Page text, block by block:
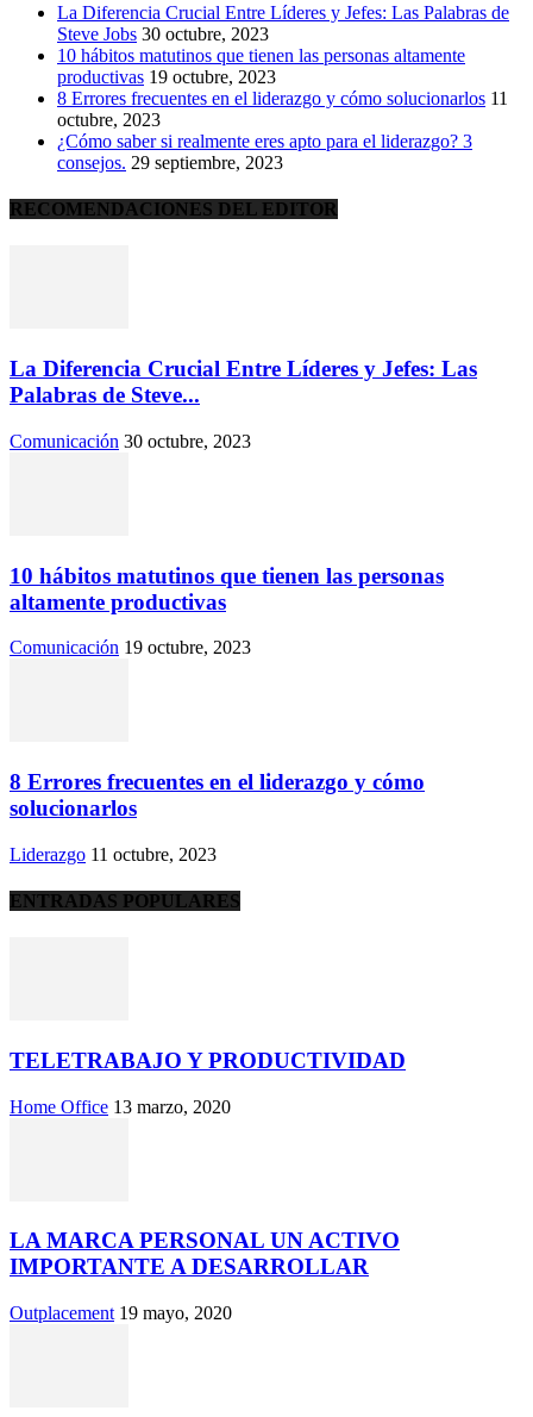
La Diferencia Crucial Entre Líderes y Jefes: Las Palabras de
Steve Jobs 30 octubre, 2023
10 hábitos matutinos que tienen las personas altamente
productivas 19 octubre, 2023
8 Errores frecuentes en el liderazgo y cómo solucionarlos 11
octubre, 2023
¿Cómo saber si realmente eres apto para el liderazgo? 3
consejos. 29 septiembre, 2023
RECOMENDACIONES DEL EDITOR
La Diferencia Crucial Entre Líderes y Jefes: Las
Palabras de Steve...
Comunicación 30 octubre, 2023
10 hábitos matutinos que tienen las personas
altamente productivas
Comunicación 19 octubre, 2023
8 Errores frecuentes en el liderazgo y cómo
solucionarlos
Liderazgo 11 octubre, 2023
ENTRADAS POPULARES
TELETRABAJO Y PRODUCTIVIDAD
Home Office 13 marzo, 2020
LA MARCA PERSONAL UN ACTIVO
IMPORTANTE A DESARROLLAR
Outplacement 19 mayo, 2020